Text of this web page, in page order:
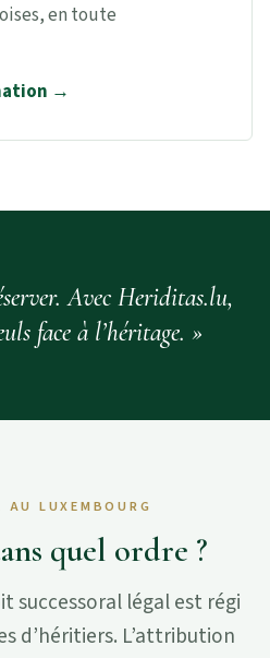
en toute
→
Avec Heriditas.lu,
face à l’héritage.
AU LUXEMBOURG
quel ordre ?
successoral légal est régi
d’héritiers. L’attribution